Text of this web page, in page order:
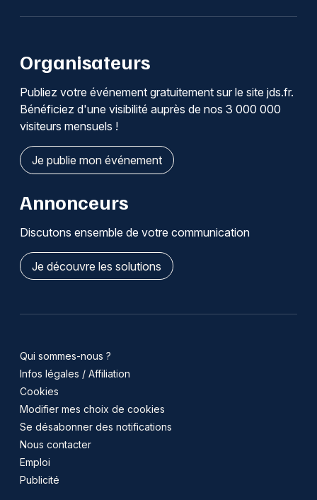
Organisateurs
Publiez votre événement gratuitement sur le site jds.fr.
Bénéficiez d'une visibilité auprès de nos 3 000 000
visiteurs mensuels !
Je publie mon événement
Annonceurs
Discutons ensemble de votre communication
Je découvre les solutions
Qui sommes-nous ?
Infos légales / Affiliation
Cookies
Modifier mes choix de cookies
Se désabonner des notifications
Nous contacter
Emploi
Publicité